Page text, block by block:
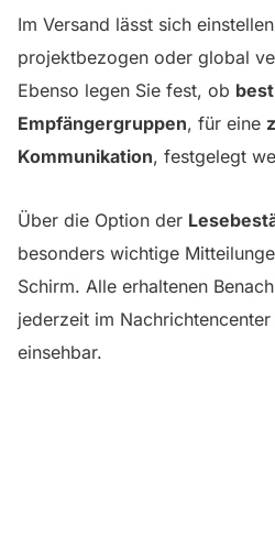
Im Versand lässt sich
projektbezogen oder global
Ebenso legen Sie fest, ob
Empfängergruppen, für eine
Kommunikation, festgelegt
Über die Option der
besonders wichtige
Schirm. Alle erhaltenen
jederzeit im
einsehbar.